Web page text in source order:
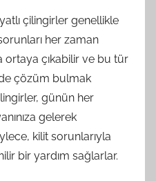
çilingirler genellikle
her zaman
çıkabilir ve bu tür
çözüm bulmak
günün her
gelerek
kilit sorunlarıyla
bir yardım sağlarlar.